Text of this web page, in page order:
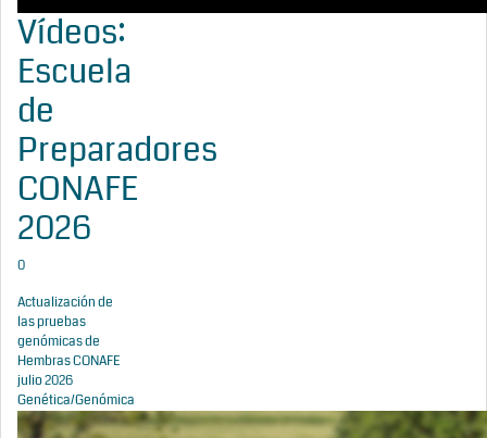
Vídeos:
Escuela
de
Preparadores
CONAFE
2026
0
Actualización de
las pruebas
genómicas de
Hembras CONAFE
julio 2026
Genética/Genómica